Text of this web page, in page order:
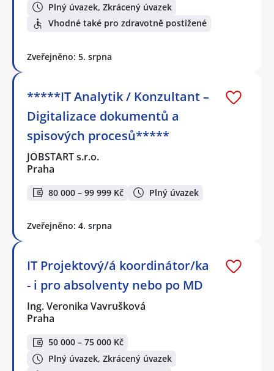
Plný úvazek, Zkrácený úvazek
Vhodné také pro zdravotně postižené
Zveřejněno: 5. srpna
*****IT Analytik / Konzultant –
Digitalizace dokumentů a
spisových procesů*****
JOBSTART s.r.o.
Praha
80 000 – 99 999 Kč Plný úvazek
Zveřejněno: 4. srpna
IT Projektový/á koordinátor/ka
- i pro absolventy nebo po MD
Ing. Veronika Vavrušková
Praha
50 000 – 75 000 Kč
Plný úvazek, Zkrácený úvazek